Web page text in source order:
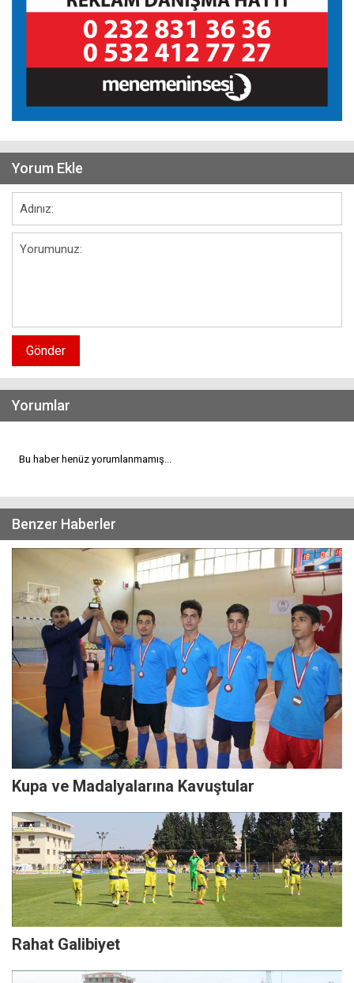
Yorum Ekle
Gönder
Yorumlar
Bu haber henüz yorumlanmamış...
Benzer Haberler
Kupa ve Madalyalarına Kavuştular
Rahat Galibiyet